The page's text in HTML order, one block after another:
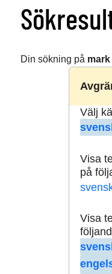
Din sökning på mark
Välj
Visa
på
Visa